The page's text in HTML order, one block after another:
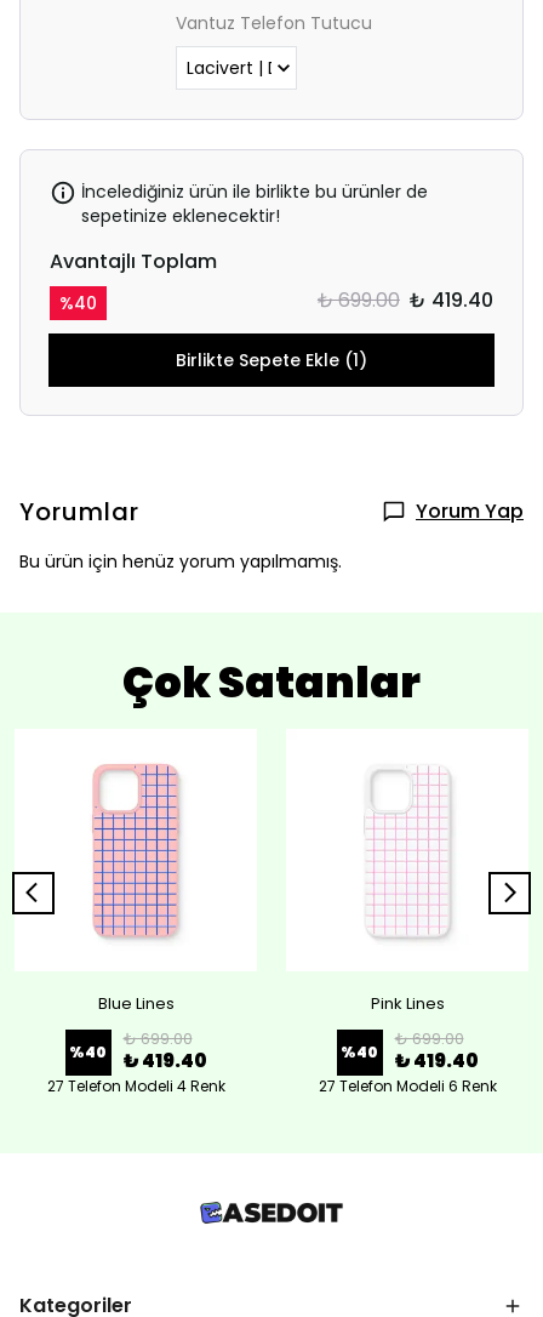
Vantuz Telefon Tutucu
İncelediğiniz ürün ile birlikte bu ürünler de
sepetinize eklenecektir!
Avantajlı Toplam
%40 ₺ 699.00 ₺ 419.40
Birlikte Sepete Ekle (1)
Yorumlar Yorum Yap
Bu ürün için henüz yorum yapılmamış.
Çok Satanlar
Blue Lines
%40
₺ 699.00
₺ 419.40
27 Telefon Modeli 4 Renk
Pink Lines
%40
₺ 699.00
₺ 419.40
27 Telefon Modeli 6 Renk
Kategoriler